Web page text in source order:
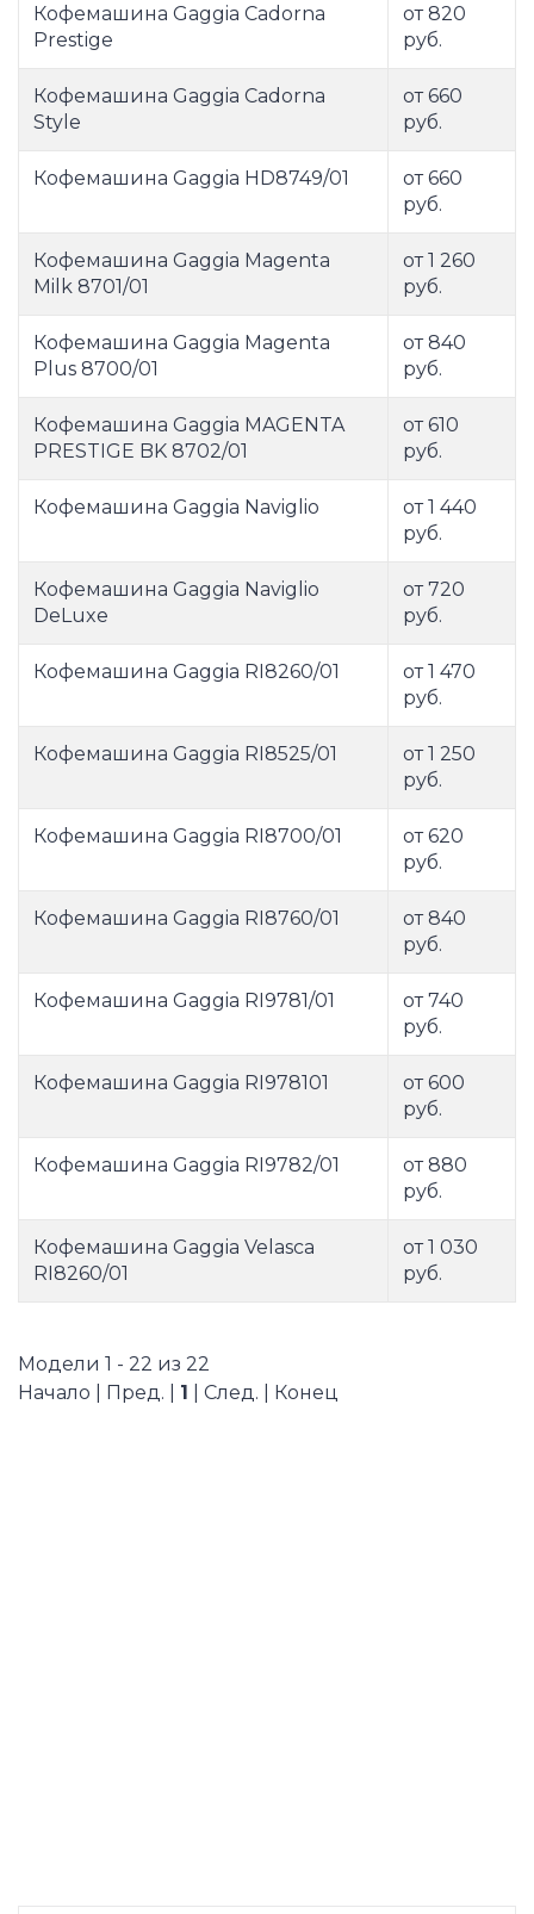
Кофемашина Gaggia Cadorna
Prestige
от 820
руб.
Кофемашина Gaggia Cadorna
Style
от 660
руб.
Кофемашина Gaggia HD8749/01
от 660
руб.
Кофемашина Gaggia Magenta
Milk 8701/01
от 1 260
руб.
Кофемашина Gaggia Magenta
Plus 8700/01
от 840
руб.
Кофемашина Gaggia MAGENTA
PRESTIGE BK 8702/01
от 610
руб.
Кофемашина Gaggia Naviglio
от 1 440
руб.
Кофемашина Gaggia Naviglio
DeLuxe
от 720
руб.
Кофемашина Gaggia RI8260/01
от 1 470
руб.
Кофемашина Gaggia RI8525/01
от 1 250
руб.
Кофемашина Gaggia RI8700/01
от 620
руб.
Кофемашина Gaggia RI8760/01
от 840
руб.
Кофемашина Gaggia RI9781/01
от 740
руб.
Кофемашина Gaggia RI978101
от 600
руб.
Кофемашина Gaggia RI9782/01
от 880
руб.
Кофемашина Gaggia Velasсa
RI8260/01
от 1 030
руб.
Модели 1 - 22 из 22
Начало | Пред. | 1 | След. | Конец